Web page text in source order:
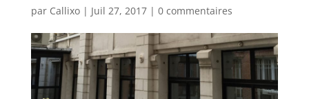
par Callixo| Juil 27, 2017| 0 commentaires